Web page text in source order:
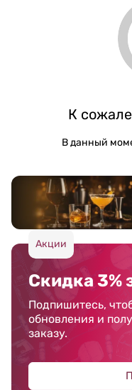
К
В данный
Акции
Скидка 3%
Подпишитесь,
обновления и
заказу.